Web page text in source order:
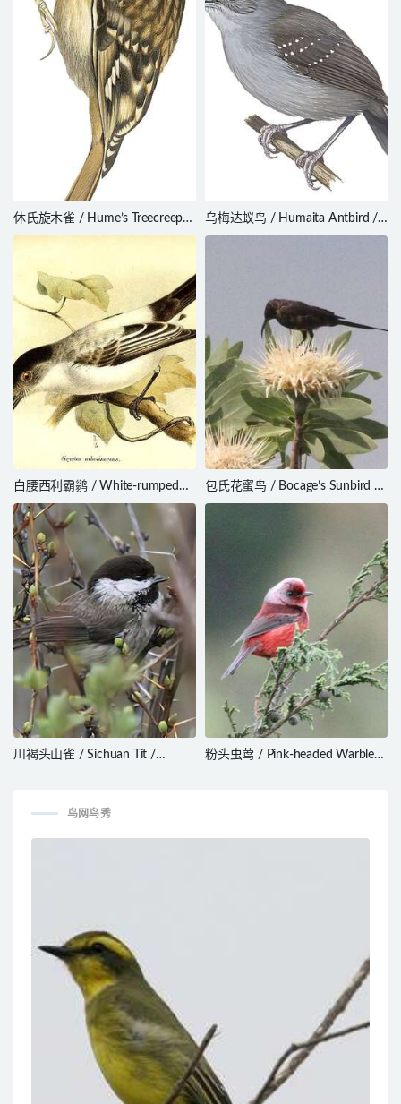
休氏旋木雀 / Hume’s Treecreeper
/ Certhia manipurensis
乌梅达蚁鸟 / Humaita Antbird /
Myrmelastes humaythae
白腰西利霸鹟 / White-rumped
Sirystes / Sirystes albocinereus
包氏花蜜鸟 / Bocage’s Sunbird /
Nectarinia bocagii
川褐头山雀 / Sichuan Tit /
粉头虫莺 / Pink-headed Warbler /
鸟网鸟秀